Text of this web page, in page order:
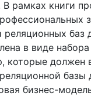
В рамках книги
реляционных баз
в виде
которые должен
базы
бизнес-